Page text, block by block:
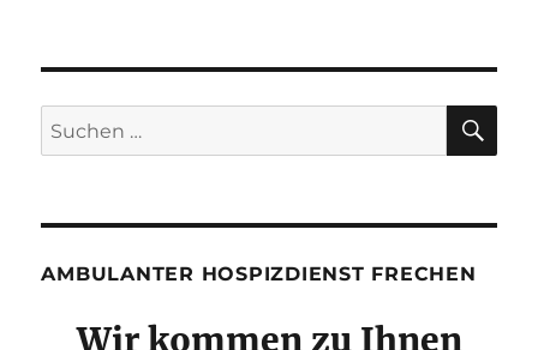
Suchen
nach:
AMBULANTER HOSPIZDIENST FRECHEN
Wir kommen zu Ihnen